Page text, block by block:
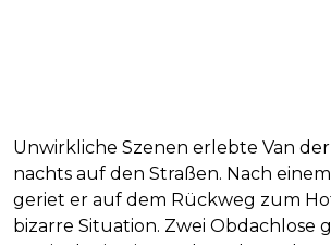
Unwirkliche Szenen erlebte Van
nachts auf den Straßen. Nach
geriet er auf dem Rückweg zum
bizarre Situation. Zwei Obdachlose